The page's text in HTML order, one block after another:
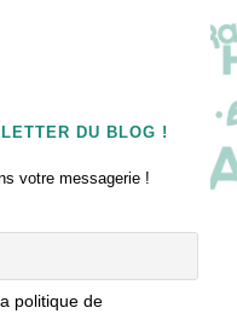
DU BLOG !
votre messagerie !
politique de